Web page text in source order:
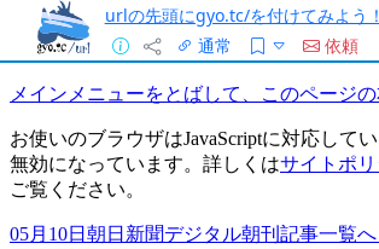
urlの先頭にgyo.tc/を付けてみよう！
通常
依頼